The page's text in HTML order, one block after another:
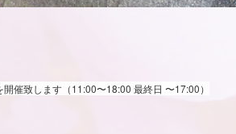
催致します（11:00〜18:00 最終日 〜17:00）